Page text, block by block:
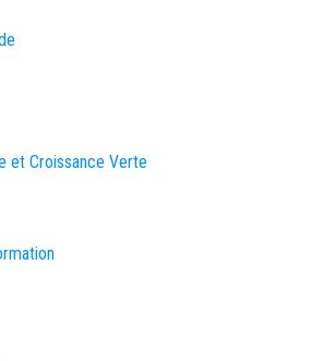
et Croissance Verte